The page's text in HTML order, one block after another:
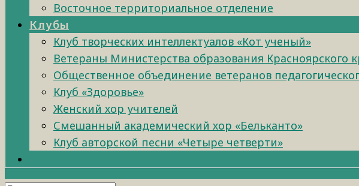
Восточное территориальное отделение
Клубы
Клуб творческих интеллектуалов «Кот ученый»
Ветераны Министерства образования Красноярского
Общественное объединение ветеранов
Клуб «Здоровье»
Женский хор учителей
Смешанный академический хор «Бельканто»
Клуб авторской песни «Четыре четверти»